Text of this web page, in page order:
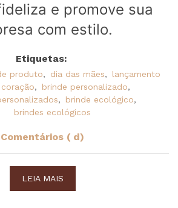
e promove sua
com estilo.
Etiquetas:
produto, dia das mães,
lançamento
, brinde personalizado,
, brinde ecológico,
brindes ecológicos
Comentários ( d)
LEIA MAIS